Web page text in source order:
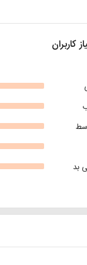
کاربران
بد